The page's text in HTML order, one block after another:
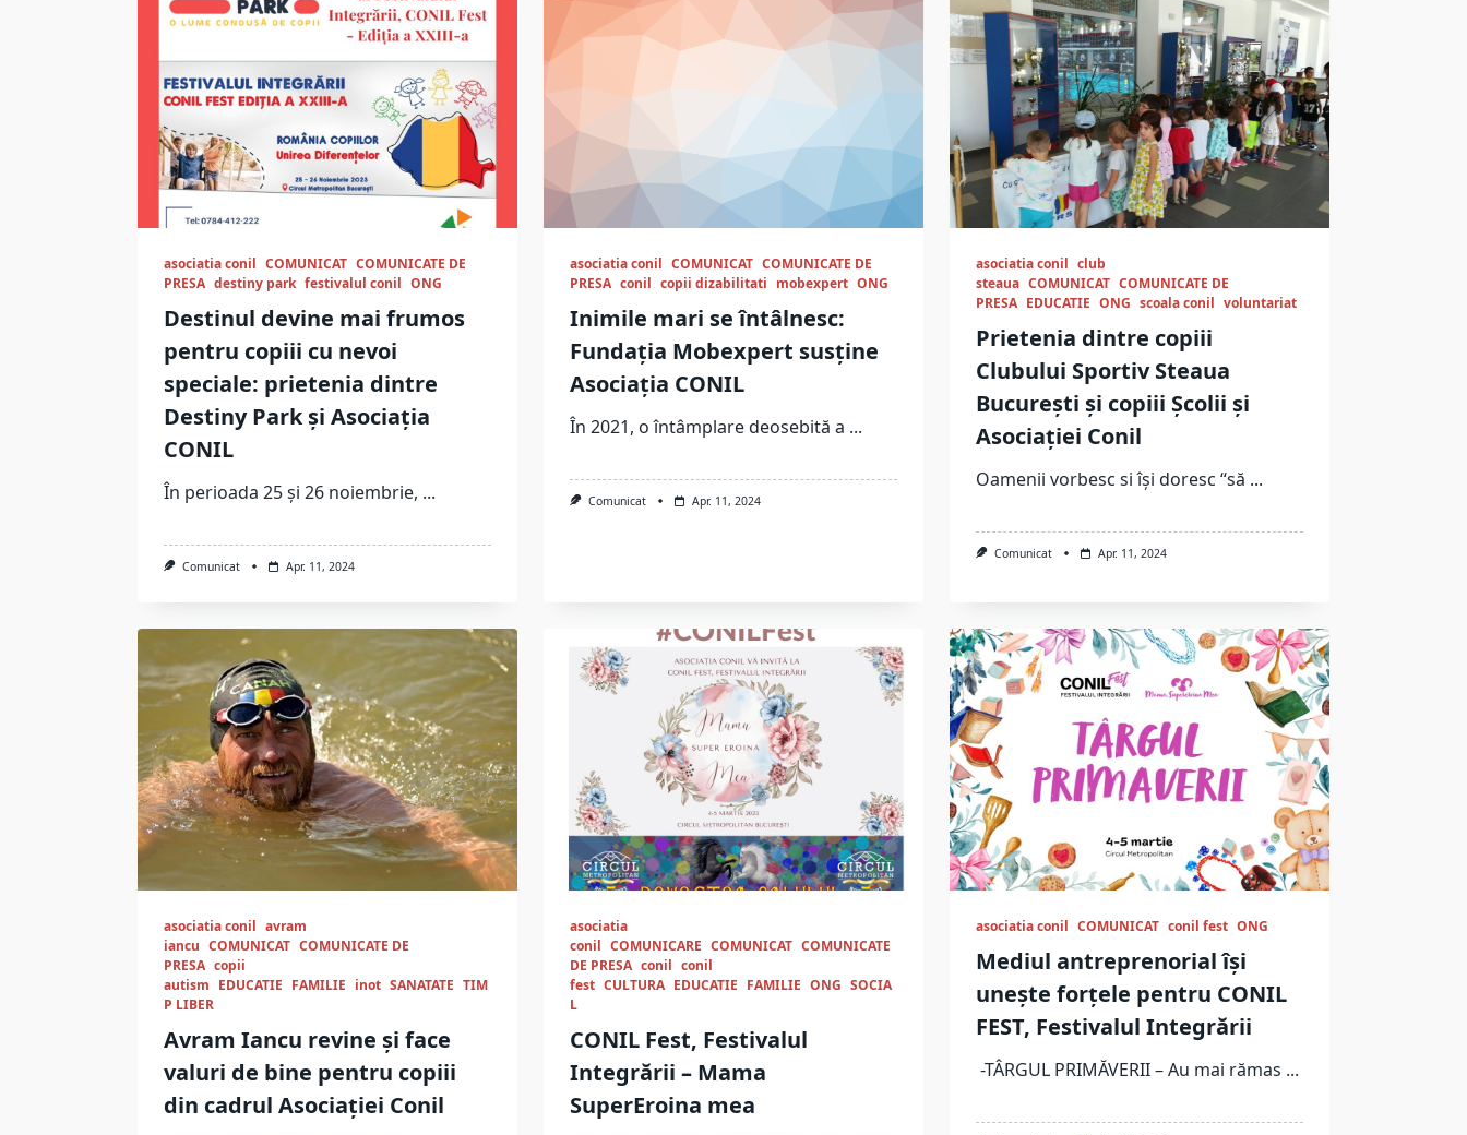
asociatia conil COMUNICAT COMUNICATE DE
PRESA destiny park festivalul conil ONG
Destinul devine mai frumos
pentru copiii cu nevoi
speciale: prietenia dintre
Destiny Park și Asociația
CONIL
În perioada 25 și 26 noiembrie, ...
Comunicat Apr. 11, 2024
asociatia conil COMUNICAT COMUNICATE DE
PRESA conil copii dizabilitati mobexpert ONG
Inimile mari se întâlnesc:
Fundația Mobexpert susține
Asociația CONIL
În 2021, o întâmplare deosebită a ...
Comunicat Apr. 11, 2024
asociatia conil club
steaua COMUNICAT COMUNICATE DE
PRESA EDUCATIE ONG scoala conil voluntariat
Prietenia dintre copiii
Clubului Sportiv Steaua
București și copiii Școlii și
Asociației Conil
Oamenii vorbesc si își doresc “să ...
Comunicat Apr. 11, 2024
asociatia conil avram
iancu COMUNICAT COMUNICATE DE
PRESA copii
autism EDUCATIE FAMILIE inot SANATATE TIM
P LIBER
Avram Iancu revine și face
valuri de bine pentru copiii
din cadrul Asociației Conil
asociatia
conil COMUNICARE COMUNICAT COMUNICATE
DE PRESA conil conil
fest CULTURA EDUCATIE FAMILIE ONG SOCIA
L
CONIL Fest, Festivalul
Integrării – Mama
SuperEroina mea
asociatia conil COMUNICAT conil fest ONG
Mediul antreprenorial își
unește forțele pentru CONIL
FEST, Festivalul Integrării
-TÂRGUL PRIMĂVERII – Au mai rămas ...